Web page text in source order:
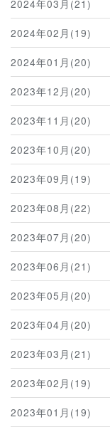
2024年03月(21)
2024年02月(19)
2024年01月(20)
2023年12月(20)
2023年11月(20)
2023年10月(20)
2023年09月(19)
2023年08月(22)
2023年07月(20)
2023年06月(21)
2023年05月(20)
2023年04月(20)
2023年03月(21)
2023年02月(19)
2023年01月(19)